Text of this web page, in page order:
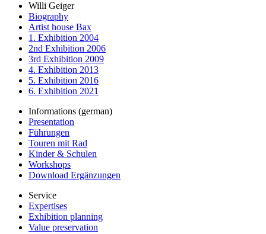
Willi Geiger
Biography
Artist house Bax
1. Exhibition 2004
2nd Exhibition 2006
3rd Exhibition 2009
4. Exhibition 2013
5. Exhibition 2016
6. Exhibition 2021
Informations (german)
Presentation
Führungen
Touren mit Rad
Kinder & Schulen
Workshops
Download Ergänzungen
Service
Expertises
Exhibition planning
Value preservation